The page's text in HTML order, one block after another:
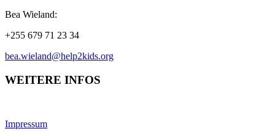
Bea Wieland:
+255 679 71 23 34
bea.wieland@help2kids.org
WEITERE INFOS
Impressum